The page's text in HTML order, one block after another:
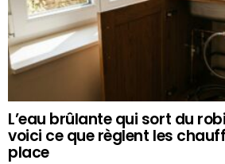
L’eau brûlante qui sort du
voici ce que règlent les
place